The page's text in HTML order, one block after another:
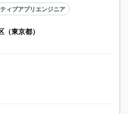
ィブアプリエンジニア
（東京都）